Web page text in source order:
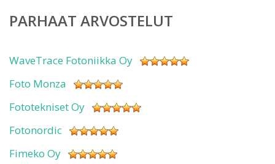
PARHAAT ARVOSTELUT
WaveTrace Fotoniikka Oy
Foto Monza
Fototekniset Oy
Fotonordic
Fimeko Oy